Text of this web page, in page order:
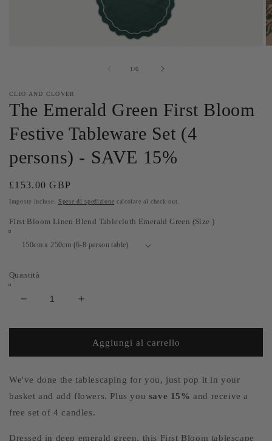
finestra
modale
1 /
su6
CLIO AND CLOVER
The Emerald Green First Bloom
Festive Tableware Set (4
persons) - SAVE 15%
Prezzo
di
£153.00 GBP
Imposte incluse. Spese di spedizione calcolate al check-out.
First Bloom Linen Blend Tablecloth Emerald Green (Size )
Quantità
Diminuisci
per
Emerald
First
Bloom
Tableware
Aumenta
per
The
Emerald
First
Bloom
Tableware
Aggiungi al carrello
We've done the tablescaping for you, just pop it in your
basket and add flowers. Plus you save 15% and receive a
free set of 4 candles.
Dressed in deep emerald green, this First Bloom tablescape